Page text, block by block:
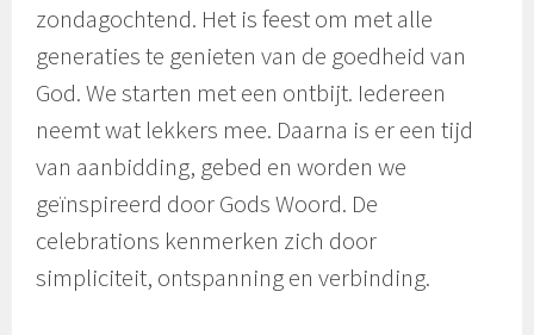
zondagochtend. Het is feest om met alle
generaties te genieten van de goedheid van
God. We starten met een ontbijt. Iedereen
neemt wat lekkers mee. Daarna is er een tijd
van aanbidding, gebed en worden we
geïnspireerd door Gods Woord. De
celebrations kenmerken zich door
simpliciteit, ontspanning en verbinding.